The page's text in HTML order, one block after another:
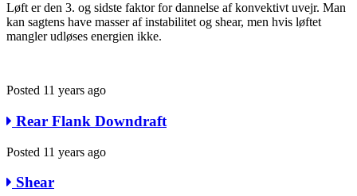
Løft er den 3. og sidste faktor for dannelse af konvektivt uvejr. Man
kan sagtens have masser af instabilitet og shear, men hvis løftet
mangler udløses energien ikke.
Posted 11 years ago
Rear Flank Downdraft
Posted 11 years ago
Shear